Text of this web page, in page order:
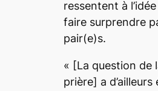
ressentent à
faire surprendre
pair(e)s.
« [La question de
prière] a d’ailleurs